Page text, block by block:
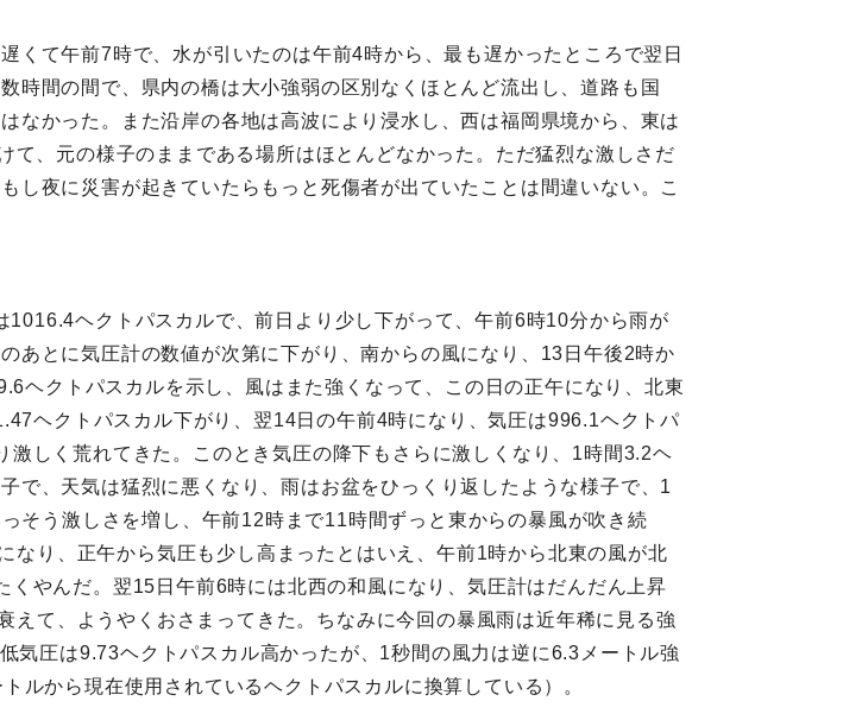
くて午前7時で、水が引いたのは午前4時から、最も遅かったところで翌日
時間の間で、県内の橋は大小強弱の区別なくほとんど流出し、道路も国
なかった。また沿岸の各地は高波により浸水し、西は福岡県境から、東は
、元の様子のままである場所はほとんどなかった。ただ猛烈な激しさだ
し夜に災害が起きていたらもっと死傷者が出ていたことは間違いない。こ
ヘクトパスカルで、前日より少し下がって、午前6時10分から雨が
あとに気圧計の数値が次第に下がり、南からの風になり、13日午後2時か
ヘクトパスカルを示し、風はまた強くなって、この日の正午になり、北東
ヘクトパスカル下がり、翌14日の午前4時になり、気圧は996.1ヘクトパ
しく荒れてきた。このとき気圧の降下もさらに激しくなり、1時間3.2ヘ
で、天気は猛烈に悪くなり、雨はお盆をひっくり返したような様子で、1
そう激しさを増し、午前12時まで11時間ずっと東からの暴風が吹き続
り、正午から気圧も少し高まったとはいえ、午前1時から北東の風が北
やんだ。翌15日午前6時には北西の和風になり、気圧計はだんだん上昇
て、ようやくおさまってきた。ちなみに今回の暴風雨は近年稀に見る強
気圧は9.73ヘクトパスカル高かったが、1秒間の風力は逆に6.3メートル強
ルから現在使用されているヘクトパスカルに換算している）。